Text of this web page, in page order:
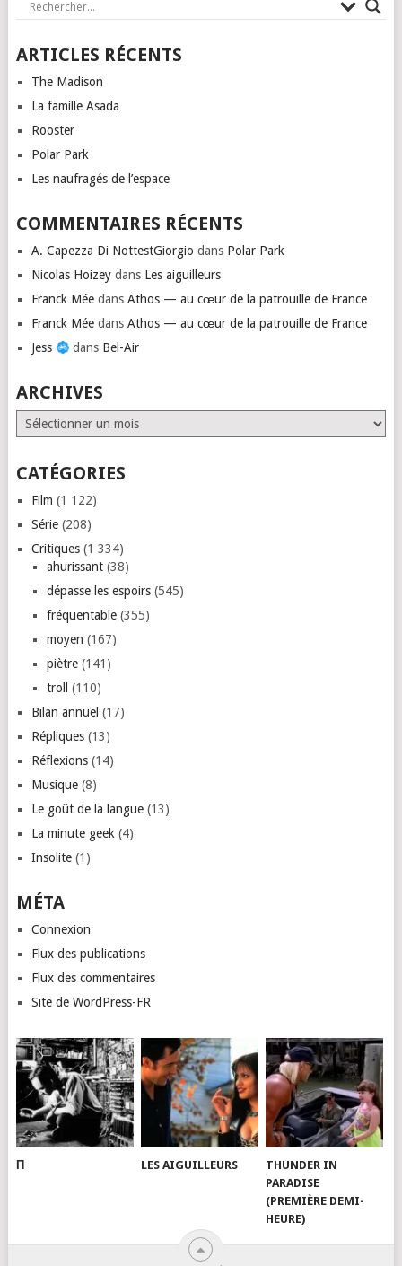
ARTICLES RÉCENTS
The Madison
La famille Asada
Rooster
Polar Park
Les naufragés de l’espace
COMMENTAIRES RÉCENTS
A. Capezza Di NottestGiorgio dans Polar Park
Nicolas Hoizeydans Les aiguilleurs
Franck Méedans Athos — au cœur de la patrouille de France
Franck Méedans Athos — au cœur de la patrouille de France
Jess
dans Bel-Air
ARCHIVES
Archives
CATÉGORIES
Film (1 122)
Série(208)
Critiques(1 334)
ahurissant(38)
dépasse les espoirs(545)
fréquentable(355)
moyen (167)
piètre(141)
troll
(110)
Bilan annuel (17)
Répliques(13)
Réflexions(14)
Musique(8)
Le goût de la langue(13)
La minute geek(4)
Insolite(1)
MÉTA
Connexion
Flux des publications
Flux des commentaires
Site de WordPress-FR
Π LES AIGUILLEURS
THUNDER IN
PARADISE
(PREMIÈRE DEMI-
HEURE)